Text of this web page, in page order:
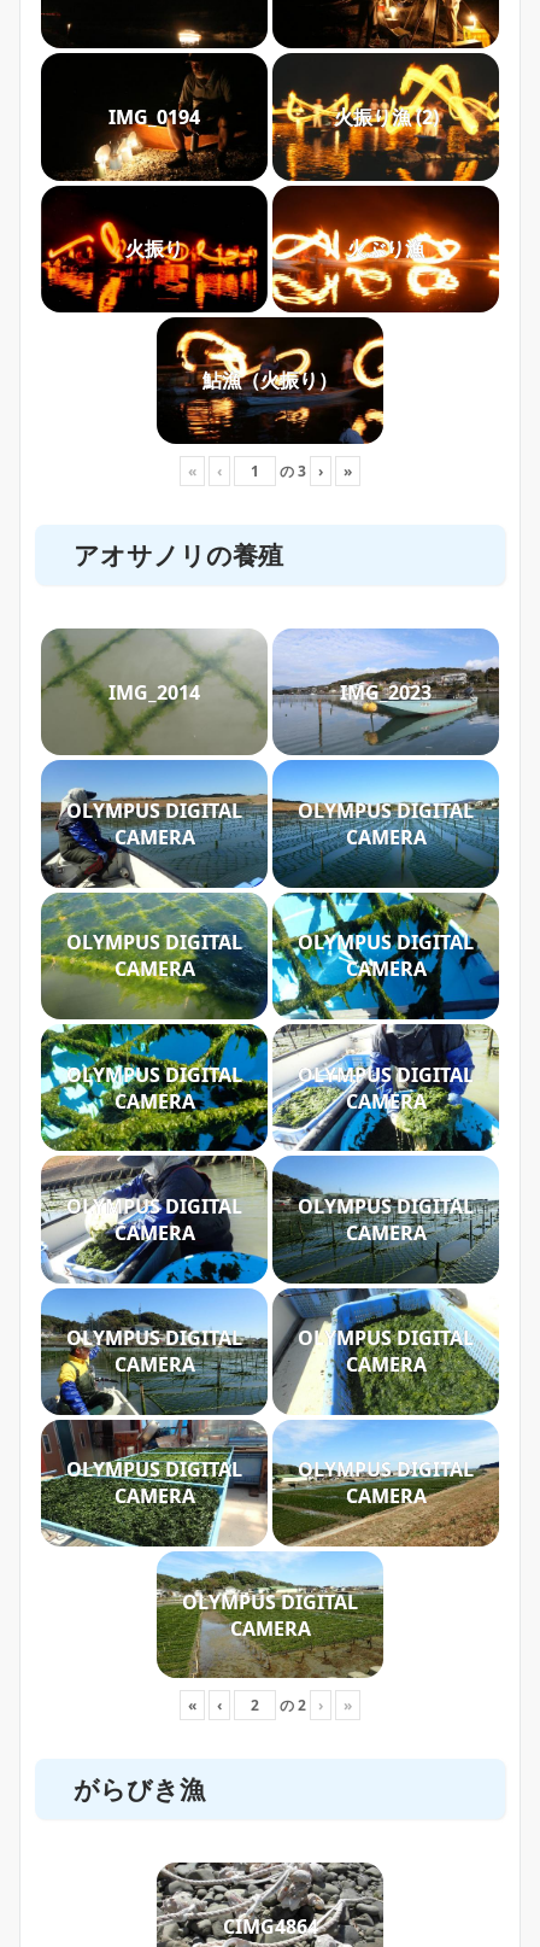
IMG_0194 火振り漁 (2)
火振り 火ぶり漁
鮎漁（火振り）
« ‹ の3 › »
アオサノリの養殖
IMG_2014 IMG_2023
OLYMPUS DIGITAL
CAMERA
OLYMPUS DIGITAL
CAMERA
OLYMPUS DIGITAL
CAMERA
OLYMPUS DIGITAL
CAMERA
OLYMPUS DIGITAL
CAMERA
OLYMPUS DIGITAL
CAMERA
OLYMPUS DIGITAL
CAMERA
OLYMPUS DIGITAL
CAMERA
OLYMPUS DIGITAL
CAMERA
OLYMPUS DIGITAL
CAMERA
OLYMPUS DIGITAL
CAMERA
OLYMPUS DIGITAL
CAMERA
OLYMPUS DIGITAL
CAMERA
« ‹ の2 › »
がらびき漁
CIMG4864